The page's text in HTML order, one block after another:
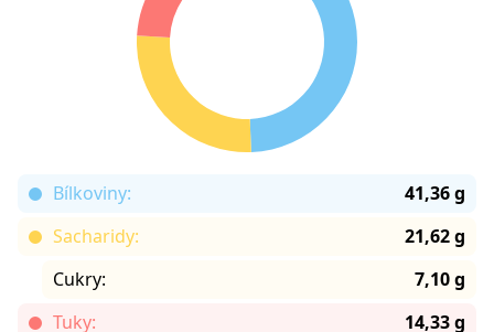
Bílkoviny:
41,36 g
Sacharidy:
21,62 g
Cukry:
7,10 g
Tuky:
14,33 g